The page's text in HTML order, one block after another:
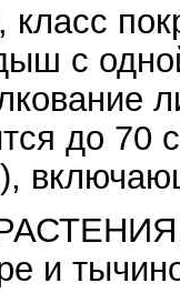
с
до 70
и